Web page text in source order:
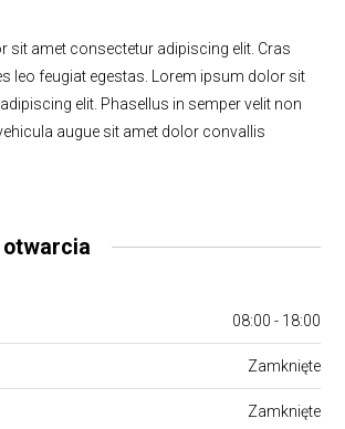
sit amet consectetur adipiscing elit. Cras
leo feugiat egestas. Lorem ipsum dolor sit
elit. Phasellus in semper velit non
augue sit amet dolor convallis
otwarcia
08:00 - 18:00
Zamknięte
Zamknięte